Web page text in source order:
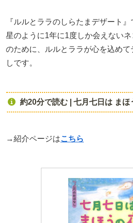
『ルルとララのしらたまデザート
星のように1年に1度しか会えない
のために、ルルとララが心を込め
しです。
約20分で読む | 七月七日は まほ
→紹介ページはこちら